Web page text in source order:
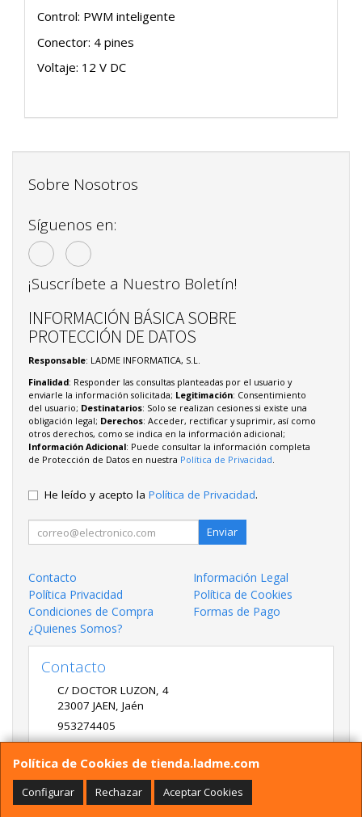
Control: PWM inteligente
Conector: 4 pines
Voltaje: 12 V DC
Política de Cookies de tienda.ladme.com
Configurar Rechazar Aceptar Cookies
Sobre Nosotros
Síguenos en:
¡Suscríbete a Nuestro Boletín!
INFORMACIÓN BÁSICA SOBRE
PROTECCIÓN DE DATOS
Responsable: LADME INFORMATICA, S.L.
Finalidad: Responder las consultas planteadas por el usuario y
enviarle la información solicitada; Legitimación: Consentimiento
del usuario; Destinatarios: Solo se realizan cesiones si existe una
obligación legal; Derechos: Acceder, rectificar y suprimir, así como
otros derechos, como se indica en la información adicional;
Información Adicional: Puede consultar la información completa
de Protección de Datos en nuestra Política de Privacidad
He leído y acepto la Política de Privacidad.
Enviar
Contacto
Información Legal
Política Privacidad
Política de Cookies
Condiciones de Compra
Formas de Pago
¿Quienes Somos?
Contacto
C/ DOCTOR LUZON, 4
23007 JAEN, Jaén
953274405
LADME@LADME.COM
Horario